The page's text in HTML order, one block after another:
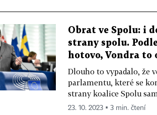
Obrat ve Spolu: i
strany spolu.
hotovo, Vondra to
Dlouho to vypadalo, že
parlamentu, které se
strany koalice Spolu
23. 10. 2023 ▪ 3 min. čtení